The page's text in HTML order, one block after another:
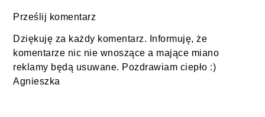
Prześlij komentarz
Dziękuję za każdy komentarz. Informuję, że
komentarze nic nie wnoszące a mające miano
reklamy będą usuwane. Pozdrawiam ciepło :)
Agnieszka